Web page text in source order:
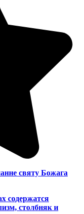
святу Божага
содержатся
столбняк и